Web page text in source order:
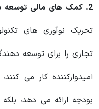
2. کمک های مالی توسعه دهنده:
تحریک نوآوری های
امیدوارکننده کار می
بودجه ارائه می دهد،